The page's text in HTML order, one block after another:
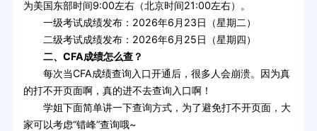
为美国东部时间9:00左右（北京时间21:00左右）。
一级考试成绩发布：2026年6月23日（星期二）
二级考试成绩发布：2026年6月25日（星期四）
二、CFA成绩怎么查？
每次当CFA成绩查询入口开通后，很多人会崩溃。因为真
的打不开页面啊，真的进不去查询入口啊！
学姐下面简单讲一下查询方式，为了避免打不开页面，大
家可以考虑“错峰”查询哦~